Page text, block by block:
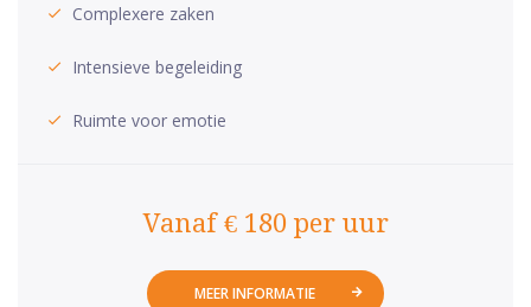
Complexere zaken
Intensieve begeleiding
Ruimte voor emotie
Vanaf € 180 per uur
MEER INFORMATIE